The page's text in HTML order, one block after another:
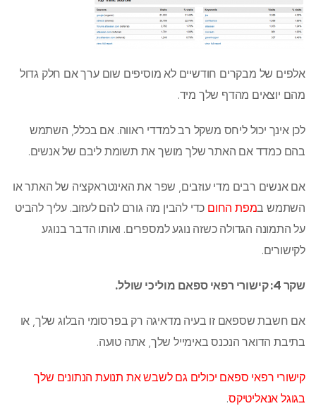
אלפים של מבקרים חודשיים לא מוסיפים שום ערך אם חלק גדול
מהם יוצאים מהדף שלך מיד.
לכן אינך יכול ליחס משקל רב למדדי ראווה. אם בכלל, השתמש
בהם כמדד אם האתר שלך מושך את תשומת ליבם של אנשים.
אם אנשים רבים מדי עוזבים, שפר את האינטראקציה של האתר או
השתמש במפת החום כדי להבין מה גורם להם לעזוב. עליך להביט
על התמונה הגדולה כשזה נוגע למספרים. ואותו הדבר בנוגע
לקישורים.
שקר 4: קישורי רפאי ספאם מוליכי שולל.
אם חשבת שספאם זו בעיה מדאיגה רק בפרסומי הבלוג שלך, או
בתיבת הדואר הנכנס באימייל שלך, אתה טועה.
קישורי רפאי ספאם יכולים גם לשבש את תנועת הנתונים שלך
בגוגל אנאליטיקס.